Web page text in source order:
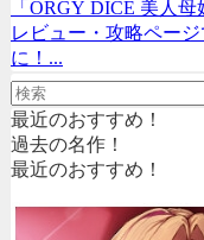
「ORGY DICE 美人
レビュー・攻略ペー
に！...
最近のおすすめ！
過去の名作！
最近のおすすめ！